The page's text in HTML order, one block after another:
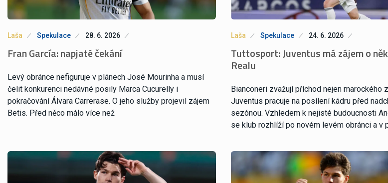
Laša Spekulace 28. 6. 2026
Fran García: napjaté čekání
Levý obránce nefiguruje v plánech José Mourinha a musí
čelit konkurenci nedávné posily Marca Cucurelly i
pokračování Álvara Carrerase. O jeho služby projevil zájem
Betis. Před něco málo více než
Laša Spekulace 24. 6. 2026
Tuttosport: Juventus má zájem o
Realu
Bianconeri zvažují příchod nejen marockého
Juventus pracuje na posílení kádru před
sezónou. Vzhledem k nejisté budoucnosti
se klub rozhlíží po novém levém obránci a v